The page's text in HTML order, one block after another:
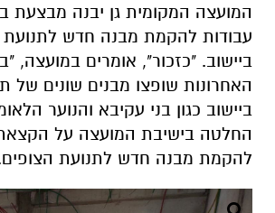
המועצה המקומית גן יבנה מבצעת
עבודות להקמת מבנה חדש לתנועת
ביישוב. "כזכור", אומרים במועצה,
האחרונות שופצו מבנים שונים של
ביישוב כגון בני עקיבא והנוער
החלטה בישיבת המועצה על
להקמת מבנה חדש לתנועת